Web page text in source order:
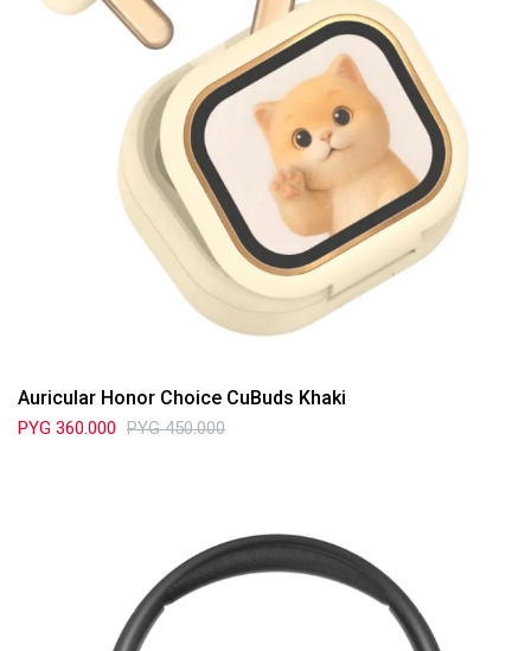
Auricular Honor Choice CuBuds Khaki
PYG 360.000 PYG 450.000